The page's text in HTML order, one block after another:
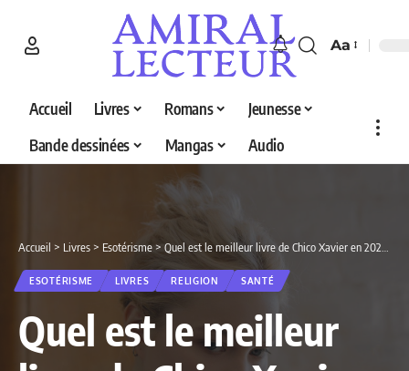
Aa
Accueil Livres Romans
Jeunesse
Bande dessinées
Mangas Audio
Accueil > Livres > Esotérisme> Quel est le meilleur livre de Chico Xavier en 2026 ? Découvrez nos 3 sélections
ESOTÉRISME LIVRES RELIGION SANTÉ
Quel est le meilleur